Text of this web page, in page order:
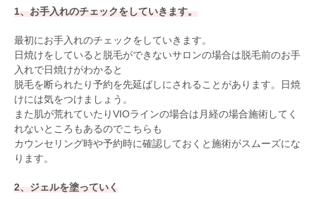
1、お手入れのチェックをしていきます。
最初にお手入れのチェックをしていきます。
日焼けをしていると脱毛ができないサロンの場合は脱毛前のお手
入れで日焼けがわかると
脱毛を断られたり予約を先延ばしにされることがあります。日焼
けには気をつけましょう。
また肌が荒れていたりVIOラインの場合は月経の場合施術してく
れないところもあるのでこちらも
カウンセリング時や予約時に確認しておくと施術がスムーズにな
ります。
2、ジェルを塗っていく